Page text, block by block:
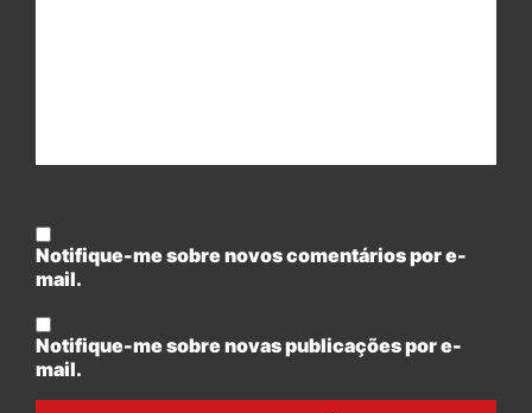
Notifique-me sobre novos comentários por e-
mail.
Notifique-me sobre novas publicações por e-
mail.